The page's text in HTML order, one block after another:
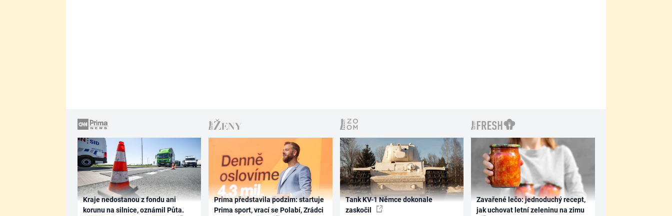
Kraje nedostanou z fondu ani
korunu na silnice, oznámil Půta.
Prima představila podzim: startuje
Prima sport, vrací se Polabí, Zrádci
Tank KV-1 Němce dokonale
zaskočil
Zavařené lečo: jednoduchý recept,
jak uchovat letní zeleninu na zimu